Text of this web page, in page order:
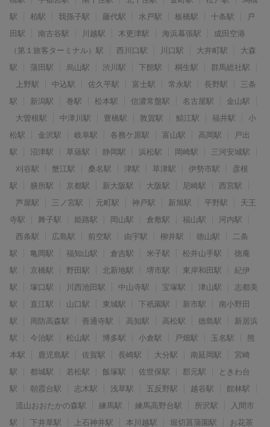
駅
柏駅 我孫子駅 藤代駅 水戸駅 板橋駅 十条駅
戸
田駅
南古谷駅 川越駅 木更津駅 海浜幕張駅
成田空港
（第１旅客ターミナル）駅
西川口駅 川口駅 大井町駅
大森
駅
蒲田駅 烏山駅 渋川駅 下館駅 桐生駅
群馬総社駅
上野駅
中込駅 佐久平駅 富士駅 常永駅 長野駅
三条
駅
新潟駅 巻駅 松本駅 信濃常盤駅 名古屋駅
金山駅
大曽根駅
中津川駅 豊橋駅 敦賀駅 鯖江駅 福井駅
小
松駅
金沢駅 岐阜駅 各務ケ原駅 富山駅 高岡駅
戸出
駅
沼津駅 草薙駅 静岡駅 浜松駅 岡崎駅
三河安城駅
刈谷駅
蟹江駅 桑名駅 津駅 草津駅 伊勢市駅
彦根
駅
膳所駅 京都駅 新大阪駅 大阪駅 尼崎駅
西宮駅
芦屋駅
三ノ宮駅 元町駅 神戸駅 新旭駅 平野駅
天王
寺駅
舞子駅 姫路駅 岡山駅 倉敷駅 福山駅
河内駅
西条駅
広島駅 前空駅 由宇駅 柳井駅 徳山駅
二条
駅
亀岡駅 福知山駅 倉吉駅 米子駅 松井山手駅
徳庵
駅
京橋駅 野田駅 北新地駅 堺市駅 東岸和田駅
紀伊
駅
塚口駅 川西池田駅 中山寺駅 宝塚駅 津山駅
志都美
駅
直江駅 山口駅 東城駅 下祇園駅 新市駅
南小野田
駅
周防高森駅 善通寺駅 高知駅 高松駅 徳島駅
新居浜
駅
今治駅 松山駅 博多駅 小倉駅 戸畑駅 玉名駅
熊
本駅
鹿児島駅 佐賀駅 長崎駅 大分駅 南延岡駅
宮崎
駅
都城駅 若松駅 飯塚駅 佐世保駅 郡元駅
ときわ台
駅
朝霞台駅 志木駅 浅草駅 五反野駅 越谷駅
館林駅
流山おおたかの森駅
練馬駅 練馬高野台駅 所沢駅
入間市
駅
下井草駅 上石神井駅 本川越駅 堀切菖蒲園駅 お花茶